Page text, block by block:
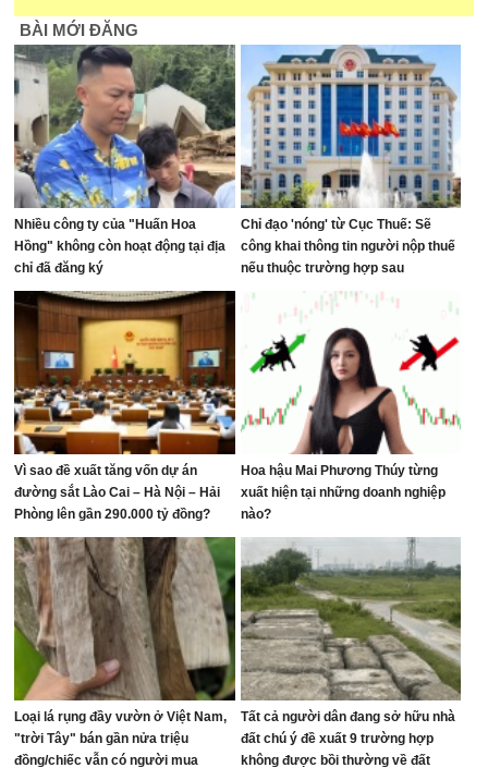
BÀI MỚI ĐĂNG
Nhiều công ty của "Huấn Hoa
Hồng" không còn hoạt động tại địa
chỉ đã đăng ký
Chỉ đạo 'nóng' từ Cục Thuế: Sẽ
công khai thông tin người nộp thuế
nếu thuộc trường hợp sau
Vì sao đề xuất tăng vốn dự án
đường sắt Lào Cai – Hà Nội – Hải
Phòng lên gần 290.000 tỷ đồng?
Hoa hậu Mai Phương Thúy từng
xuất hiện tại những doanh nghiệp
nào?
Loại lá rụng đầy vườn ở Việt Nam,
"trời Tây" bán gần nửa triệu
đồng/chiếc vẫn có người mua
Tất cả người dân đang sở hữu nhà
đất chú ý đề xuất 9 trường hợp
không được bồi thường về đất